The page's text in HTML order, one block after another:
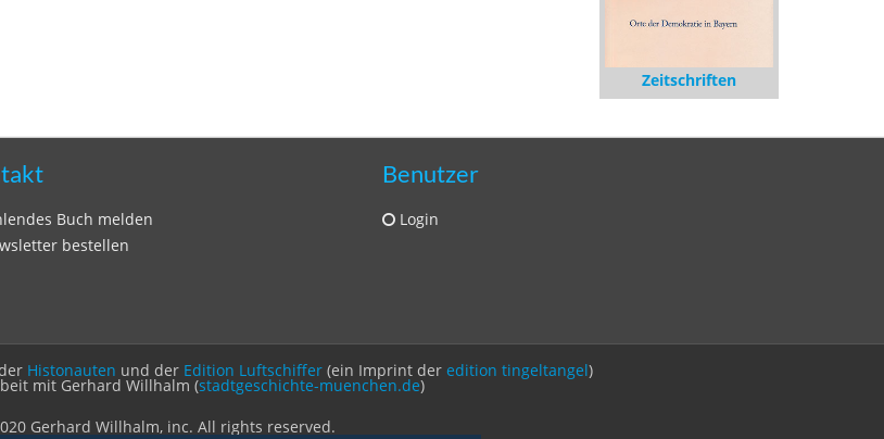
Zeitschriften
Buch melden
bestellen
Benutzer
Login
Histonauten und der Edition Luftschiffer (ein Imprint der edition tingeltangel)
mit Gerhard Willhalm (stadtgeschichte-muenchen.de)
Gerhard Willhalm, inc. All rights reserved.